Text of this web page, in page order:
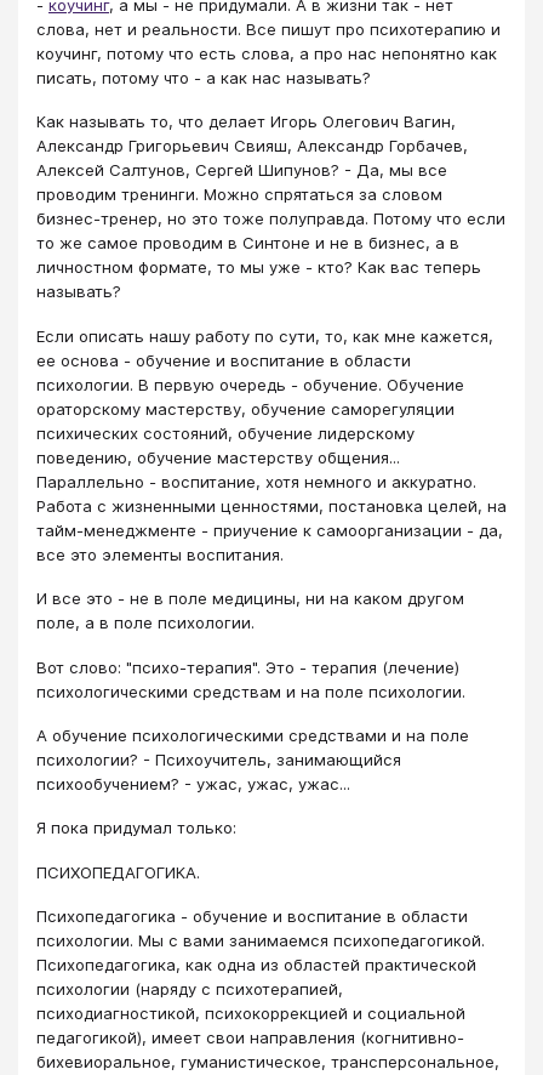
- коучинг, а мы - не придумали. А в жизни так - нет
слова, нет и реальности. Все пишут про психотерапию и
коучинг, потому что есть слова, а про нас непонятно как
писать, потому что - а как нас называть?
Как называть то, что делает Игорь Олегович Вагин,
Александр Григорьевич Свияш, Александр Горбачев,
Алексей Салтунов, Сергей Шипунов? - Да, мы все
проводим тренинги. Можно спрятаться за словом
бизнес-тренер, но это тоже полуправда. Потому что если
то же самое проводим в Синтоне и не в бизнес, а в
личностном формате, то мы уже - кто? Как вас теперь
называть?
Если описать нашу работу по сути, то, как мне кажется,
ее основа - обучение и воспитание в области
психологии. В первую очередь - обучение. Обучение
ораторскому мастерству, обучение саморегуляции
психических состояний, обучение лидерскому
поведению, обучение мастерству общения...
Параллельно - воспитание, хотя немного и аккуратно.
Работа с жизненными ценностями, постановка целей, на
тайм-менеджменте - приучение к самоорганизации - да,
все это элементы воспитания.
И все это - не в поле медицины, ни на каком другом
поле, а в поле психологии.
Вот слово: "психо-терапия". Это - терапия (лечение)
психологическими средствам и на поле психологии.
А обучение психологическими средствами и на поле
психологии? - Психоучитель, занимающийся
психообучением? - ужас, ужас, ужас...
Я пока придумал только:
ПСИХОПЕДАГОГИКА.
Психопедагогика - обучение и воспитание в области
психологии. Мы с вами занимаемся психопедагогикой.
Психопедагогика, как одна из областей практической
психологии (наряду с психотерапией,
психодиагностикой, психокоррекцией и социальной
педагогикой), имеет свои направления (когнитивно-
бихевиоральное, гуманистическое, трансперсональное,